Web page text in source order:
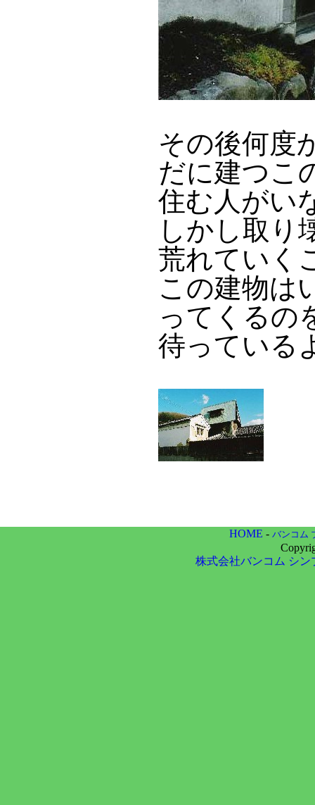
その後何度
だに建つこ
住む人がい
しかし取り
荒れていく
この建物は
ってくるの
待っている
HOME - バンコム
株式会社バンコム シン